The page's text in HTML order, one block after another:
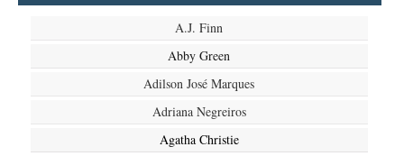
A.J. Finn
Abby Green
Adilson José Marques
Adriana Negreiros
Agatha Christie